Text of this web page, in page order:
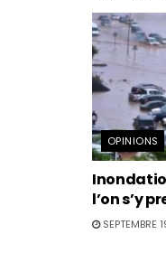
OPINIONS
l’on s’y
SEPTEMBRE